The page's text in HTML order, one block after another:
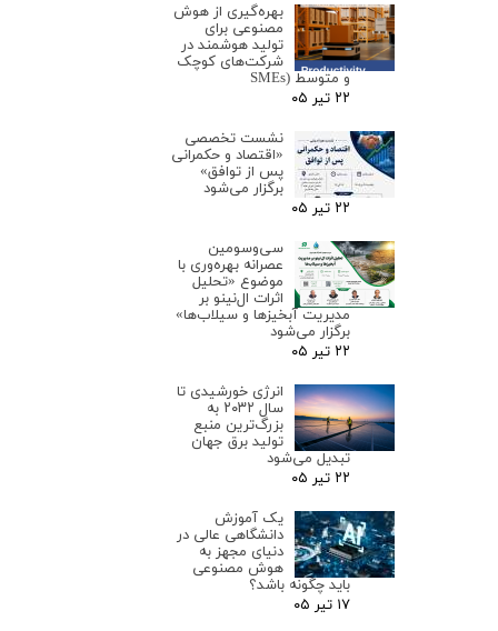
بهره‌گیری از هوش
مصنوعی برای
تولید هوشمند در
شرکت‌های کوچک
و متوسط (SMEs
۲۲ تیر ۰۵
نشست تخصصی
«اقتصاد و حکمرانی
پس از توافق»
برگزار می‌شود
۲۲ تیر ۰۵
سی‌وسومین
عصرانه بهره‌وری با
موضوع «تحلیل
اثرات ال‌نینو بر
مدیریت آبخیزها و سیلاب‌ها»
برگزار می‌شود
۲۲ تیر ۰۵
انرژی خورشیدی تا
سال ۲۰۳۲ به
بزرگ‌ترین منبع
تولید برق جهان
تبدیل می‌شود
۲۲ تیر ۰۵
یک آموزش
دانشگاهی عالی در
دنیای مجهز به
هوش مصنوعی
باید چگونه باشد؟
۱۷ تیر ۰۵